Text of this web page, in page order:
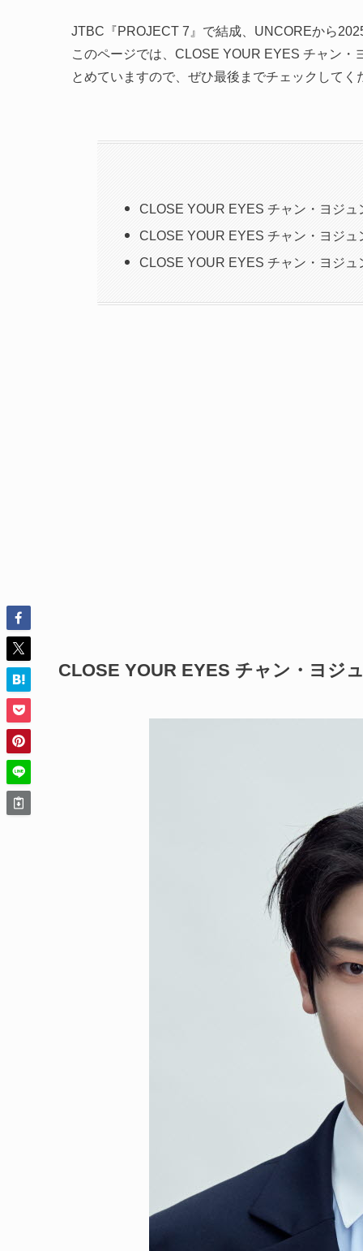
JTBC『PROJECT 7』で結成、UNCOREから
このページでは、CLOSE YOUR EYES チャン
とめていますので、ぜひ最後までチェックしてく
CLOSE YOUR EYES チャン・ヨジュ
CLOSE YOUR EYES チャン・ヨジュ
CLOSE YOUR EYES チャン・ヨジ
CLOSE YOUR EYES チャン・ヨジ